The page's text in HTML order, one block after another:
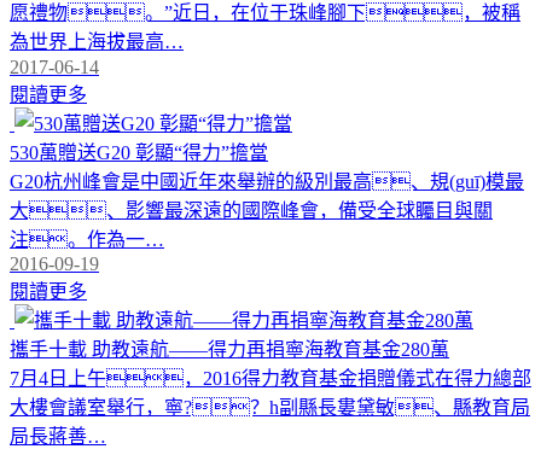
愿禮物。”近日，在位于珠峰腳下，被稱
為世界上海拔最高…
2017-06-14
閱讀更多
530萬贈送G20 彰顯“得力”擔當
G20杭州峰會是中國近年來舉辦的級別最高、規(guī)模最
大、影響最深遠的國際峰會，備受全球矚目與關
注。作為一…
2016-09-19
閱讀更多
攜手十載 助教遠航——得力再捐寧海教育基金280萬
7月4日上午，2016得力教育基金捐贈儀式在得力總部
大樓會議室舉行，寧?？h副縣長婁黛敏、縣教育局
局長蔣善…